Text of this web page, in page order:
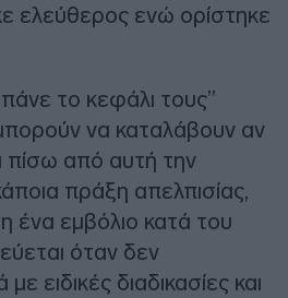
ελεύθερος ενώ ορίστηκε
το κεφάλι τους”
να καταλάβουν αν
πίσω από αυτή την
πράξη απελπισίας,
ένα εμβόλιο κατά του
όταν δεν
ειδικές διαδικασίες και